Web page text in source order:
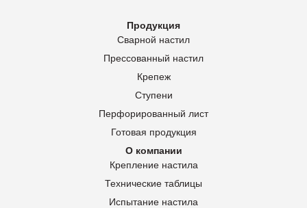
Продукция
Сварной настил
Прессованный настил
Крепеж
Ступени
Перфорированный лист
Готовая продукция
О компании
Крепление настила
Технические таблицы
Испытание настила